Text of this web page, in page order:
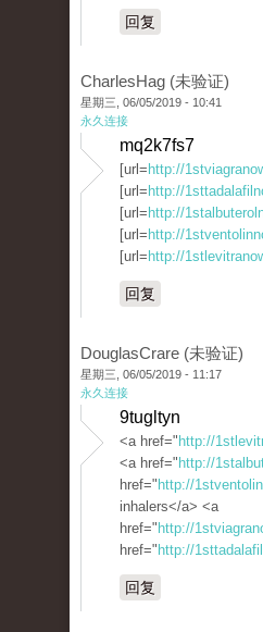
回复
CharlesHag (未验证)
星期三, 06/05/2019 - 10:41
永久连接
mq2k7fs7
[url= http://
[url= http://
[url= http://
[url= http://
[url= http://
回复
DouglasCrare (未验证)
星期三, 06/05/2019 - 11:17
永久连接
9tugltyn
<a href=" http://
<a href=" http://
href=" http://
inhalers</a> <a
href=" http://
href=" http://
回复